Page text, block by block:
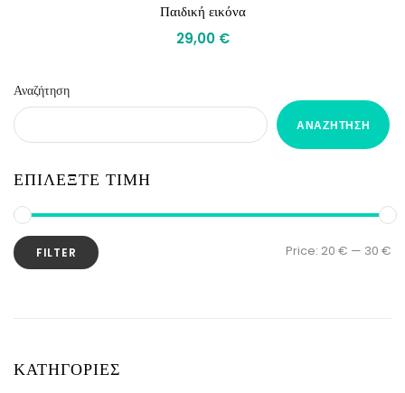
Παιδική εικόνα
29,00 €
Αναζήτηση
ΑΝΑΖΉΤΗΣΗ
ΕΠΙΛΕΞΤΕ ΤΙΜΗ
FILTER Price: 20 € — 30 €
ΚΑΤΗΓΟΡΙΕΣ